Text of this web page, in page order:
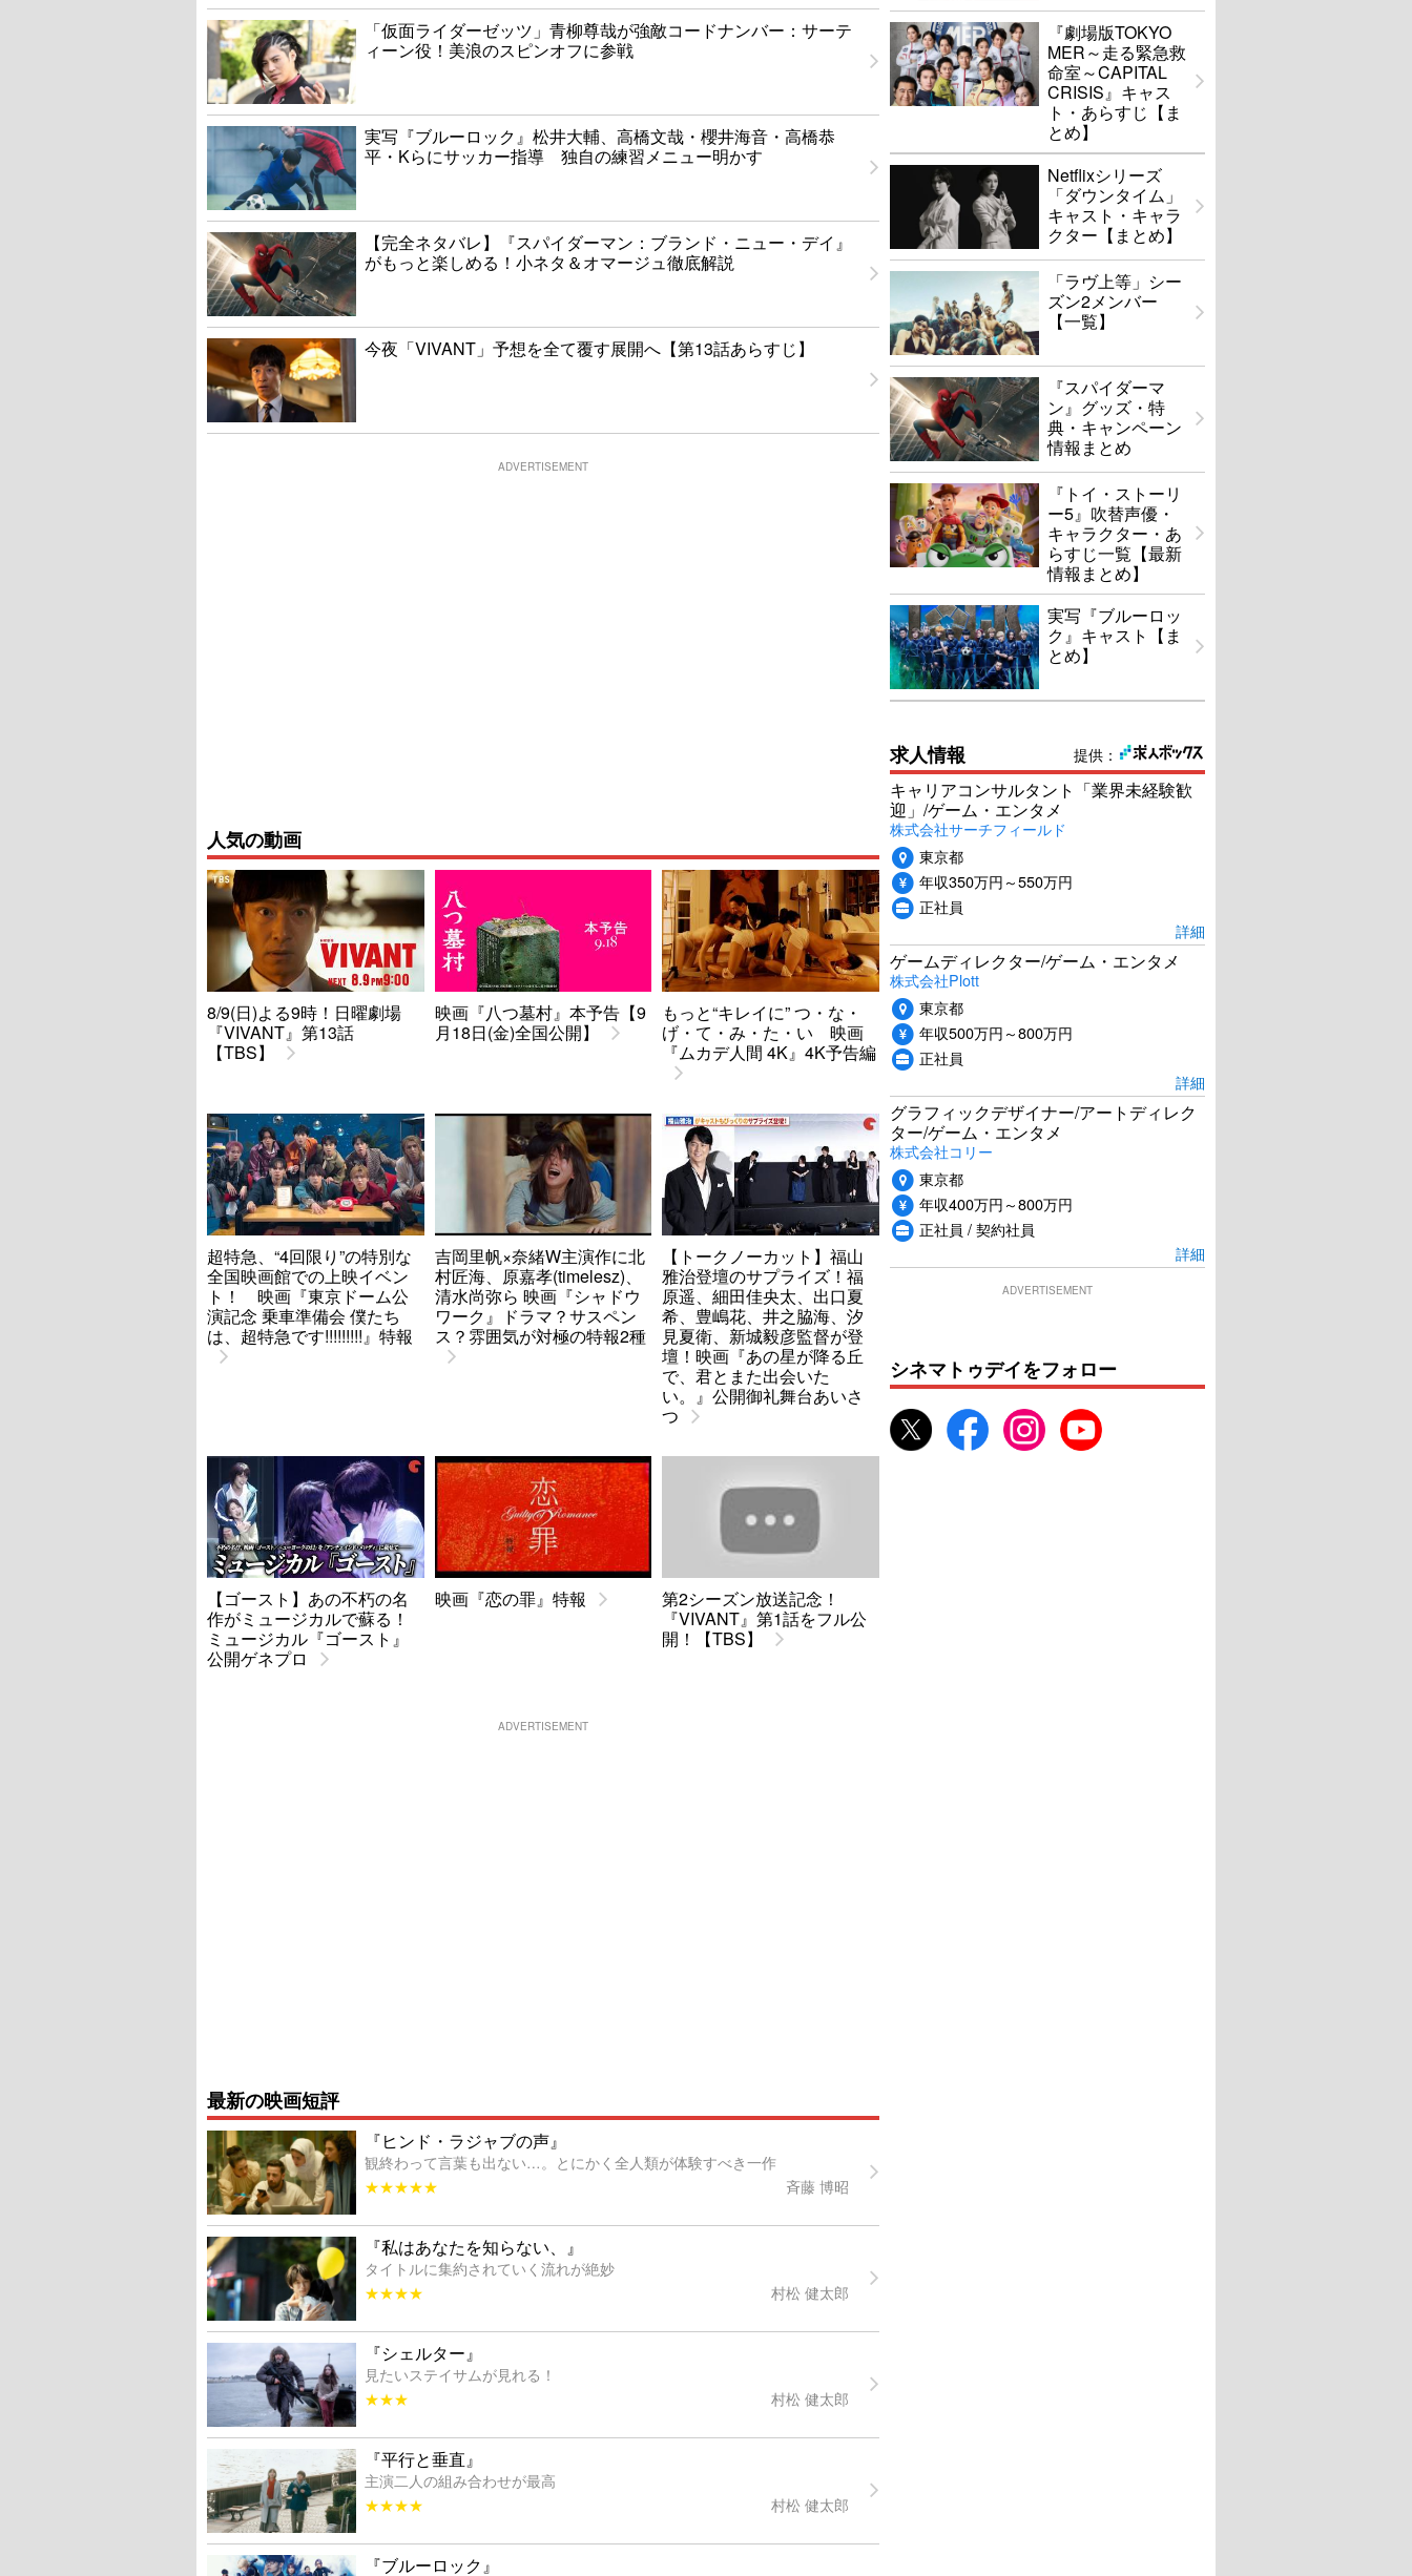
「仮面ライダーゼッツ」青柳尊哉が強敵コードナンバー：サーテ
ィーン役！美浪のスピンオフに参戦
実写『ブルーロック』松井大輔、高橋文哉・櫻井海音・高橋恭
平・Kらにサッカー指導 独自の練習メニュー明かす
【完全ネタバレ】『スパイダーマン：ブランド・ニュー・デイ』
がもっと楽しめる！小ネタ＆オマージュ徹底解説
今夜「VIVANT」予想を全て覆す展開へ【第13話あらすじ】
ADVERTISEMENT
人気の動画
8/9(日)よる9時！日曜劇場
『VIVANT』第13話
【TBS】
映画『八つ墓村』本予告【9
月18日(金)全国公開】
もっと“キレイに” つ・な・
げ・て・み・た・い 映画
『ムカデ人間 4K』4K予告編
超特急、“4回限り”の特別な
全国映画館での上映イベン
ト！ 映画『東京ドーム公
演記念 乗車準備会 僕たち
は、超特急です!!!!!!!!!』特報
吉岡里帆×奈緒W主演作に北
村匠海、原嘉孝(timelesz)、
清水尚弥ら 映画『シャドウ
ワーク』ドラマ？サスペン
ス？雰囲気が対極の特報2種
【トークノーカット】福山
雅治登壇のサプライズ！福
原遥、細田佳央太、出口夏
希、豊嶋花、井之脇海、汐
見夏衛、新城毅彦監督が登
壇！映画『あの星が降る丘
で、君とまた出会いた
い。』公開御礼舞台あいさ
つ
【ゴースト】あの不朽の名
作がミュージカルで蘇る！
ミュージカル『ゴースト』
公開ゲネプロ
映画『恋の罪』特報
第2シーズン放送記念！
『VIVANT』第1話をフル公
開！【TBS】
ADVERTISEMENT
最新の映画短評
『ヒンド・ラジャブの声』
観終わって言葉も出ない…。とにかく全人類が体験すべき一作
★★★★★
斉藤 博昭
『私はあなたを知らない、』
タイトルに集約されていく流れが絶妙
★★★★
村松 健太郎
『シェルター』
見たいステイサムが見れる！
★★★
村松 健太郎
『平行と垂直』
主演二人の組み合わせが最高
★★★★
村松 健太郎
『ブルーロック』
『劇場版TOKYO
MER～走る緊急救
命室～CAPITAL
CRISIS』キャス
ト・あらすじ【ま
とめ】
Netflixシリーズ
「ダウンタイム」
キャスト・キャラ
クター【まとめ】
「ラヴ上等」シー
ズン2メンバー
【一覧】
『スパイダーマ
ン』グッズ・特
典・キャンペーン
情報まとめ
『トイ・ストーリ
ー5』吹替声優・
キャラクター・あ
らすじ一覧【最新
情報まとめ】
実写『ブルーロッ
ク』キャスト【ま
とめ】
提供：
求人情報
キャリアコンサルタント「業界未経験歓
迎」/ゲーム・エンタメ
株式会社サーチフィールド
東京都
年収350万円～550万円
正社員
詳細
ゲームディレクター/ゲーム・エンタメ
株式会社Plott
東京都
年収500万円～800万円
正社員
詳細
グラフィックデザイナー/アートディレク
ター/ゲーム・エンタメ
株式会社コリー
東京都
年収400万円～800万円
正社員 / 契約社員
詳細
ADVERTISEMENT
シネマトゥデイをフォロー